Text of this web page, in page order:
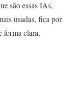
são essas IAs,
usadas, fica por
forma clara,